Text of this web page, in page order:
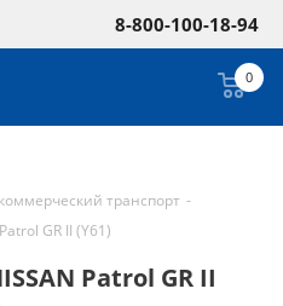
8-800-100-18-94
0
транспорт -
GR II (Y61)
Patrol GR II